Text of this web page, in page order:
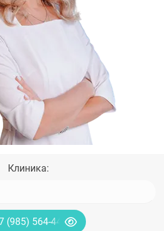
Клиника:
(985) 564-44-85